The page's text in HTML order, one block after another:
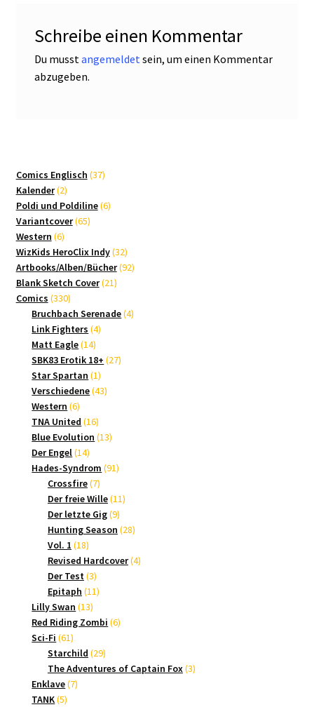
Schreibe einen Kommentar
Du musst angemeldet sein, um einen Kommentar
abzugeben.
Comics Englisch 3737
Kalender 22
Produkte
Poldi und Poldiline 66
Variantcover 6565
Western 66
Produkte
WizKids HeroClix Indy 3232
Produkte
Artbooks/Alben/Bücher 9292
Blank Sketch Cover 2121
Comics 330330
Produkte
Bruchbach Serenade 44
Link Fighters 44
Matt Eagle 1414
Produkte
SBK83 Erotik 18+ 2727
Star Spartan 11
Produkt
Verschiedene 4343
Western 66
Produkte
TNA United 1616
Produkte
Blue Evolution 1313
Der Engel 1414
Produkte
Hades-Syndrom 9191
Crossfire 77
Produkte
Der freie Wille 1111
Der letzte Gig 99
Produkte
Hunting Season 2828
Vol. 1 1818
Produkte
Revised Hardcover 44
Der Test 33
Produkte
Epitaph 1111
Lilly Swan 1313
Produkte
Red Riding Zombi 66
Sci-Fi 6161
Produkte
Starchild 2929
Produkte
The Adventures of Captain Fox 33
Enklave 77
TANK 55